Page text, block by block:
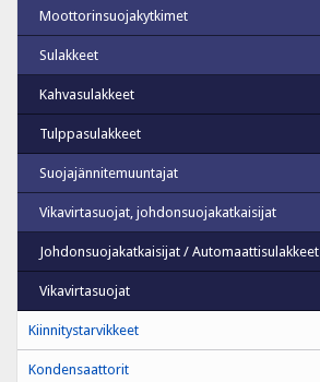
Moottorinsuojakytkimet
Sulakkeet
Kahvasulakkeet
Tulppasulakkeet
Suojajännitemuuntajat
Vikavirtasuojat, johdonsuojakatkaisijat
Johdonsuojakatkaisijat / Automaattisulakkeet
Vikavirtasuojat
Kiinnitystarvikkeet
Kondensaattorit